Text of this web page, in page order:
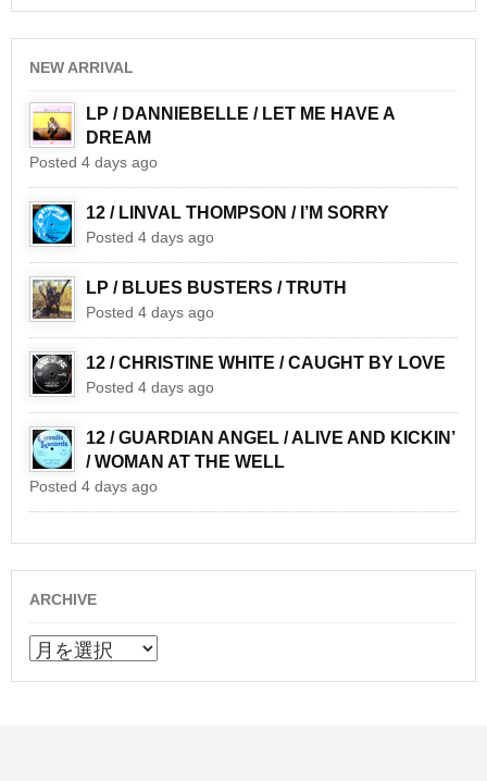
NEW ARRIVAL
LP / DANNIEBELLE / LET ME HAVE A
DREAM
Posted 4 days ago
12 / LINVAL THOMPSON / I’M SORRY
Posted 4 days ago
LP / BLUES BUSTERS / TRUTH
Posted 4 days ago
12 / CHRISTINE WHITE / CAUGHT BY LOVE
Posted 4 days ago
12 / GUARDIAN ANGEL / ALIVE AND KICKIN’
/ WOMAN AT THE WELL
Posted 4 days ago
ARCHIVE
ARCHIVE